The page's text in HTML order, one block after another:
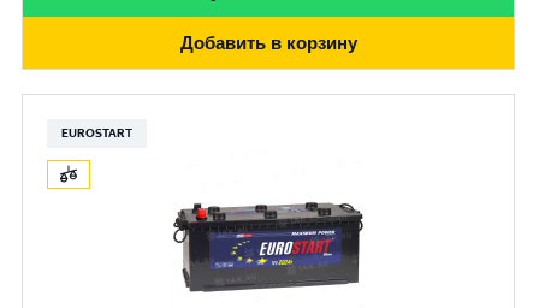
Добавить в корзину
EUROSTART